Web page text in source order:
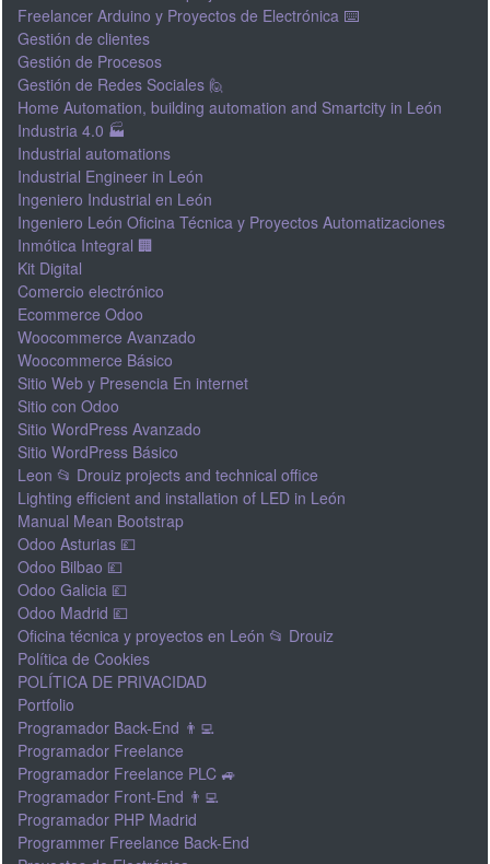
Freelancer Arduino y Proyectos de Electrónica ⌨️
Gestión de clientes
Gestión de Procesos
Gestión de Redes Sociales 🙋
Home Automation, building automation and Smartcity in León
Industria 4.0 🏭
Industrial automations
Industrial Engineer in León
Ingeniero Industrial en León
Ingeniero León Oficina Técnica y Proyectos Automatizaciones
Inmótica Integral 🏢
Kit Digital
Comercio electrónico
Ecommerce Odoo
Woocommerce Avanzado
Woocommerce Básico
Sitio Web y Presencia En internet
Sitio con Odoo
Sitio WordPress Avanzado
Sitio WordPress Básico
Leon 📂 Drouiz projects and technical office
Lighting efficient and installation of LED in León
Manual Mean Bootstrap
Odoo Asturias 💷
Odoo Bilbao 💷
Odoo Galicia 💷
Odoo Madrid 💷
Oficina técnica y proyectos en León 📂 Drouiz
Política de Cookies
POLÍTICA DE PRIVACIDAD
Portfolio
Programador Back-End 👨‍💻
Programador Freelance
Programador Freelance PLC 🚙
Programador Front-End 👨‍💻
Programador PHP Madrid
Programmer Freelance Back-End